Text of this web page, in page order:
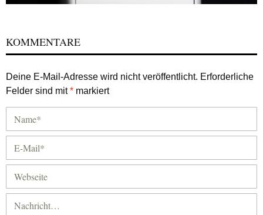
KOMMENTARE
Deine E-Mail-Adresse wird nicht veröffentlicht. Erforderliche
Felder sind mit* markiert